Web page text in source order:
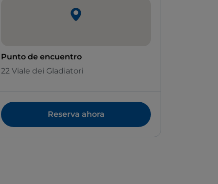
Punto de encuentro
22 Viale dei Gladiatori
Reserva ahora